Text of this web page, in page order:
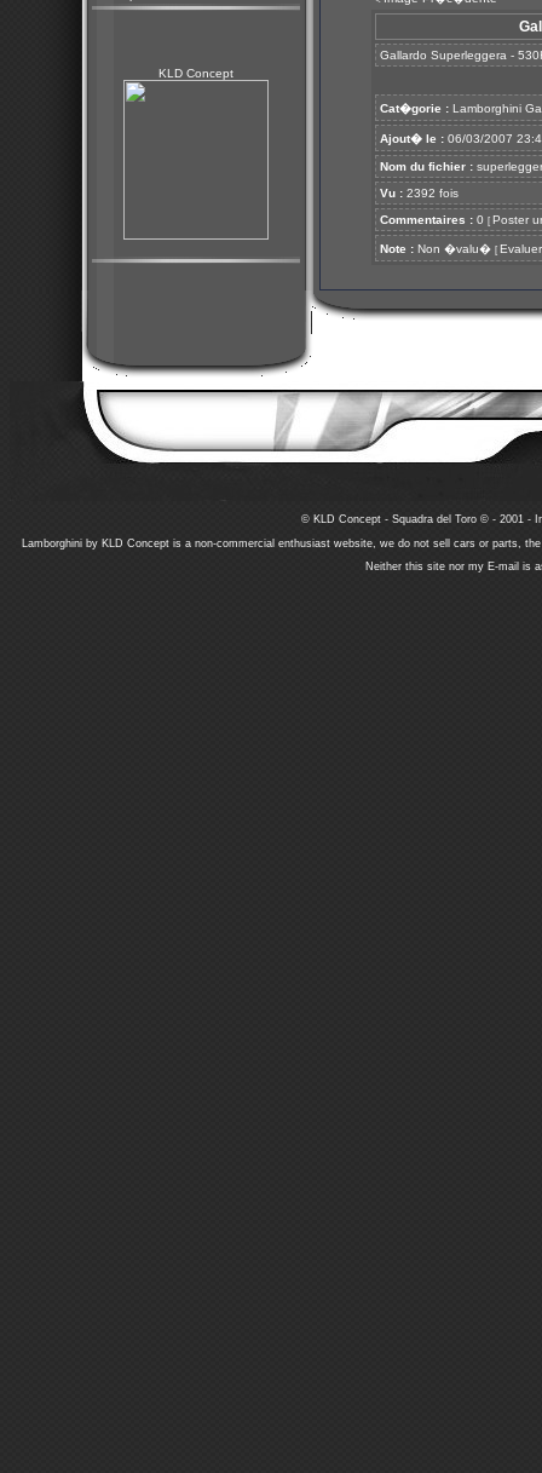
KLD Concept
Gallardo Superleggera -
Cat�gorie : Lamborghini
Ajout� le : 06/03/2007
Nom du fichier :
Vu : 2392 fois
Commentaires : 0 [ Poster
Note : Non �valu� [ Evaluer
© KLD Concept - Squadra del Toro © - 2001 -
Lamborghini by KLD Concept is a non-commercial enthusiast website, we do not sell cars or parts,
Neither this site nor my E-mail is